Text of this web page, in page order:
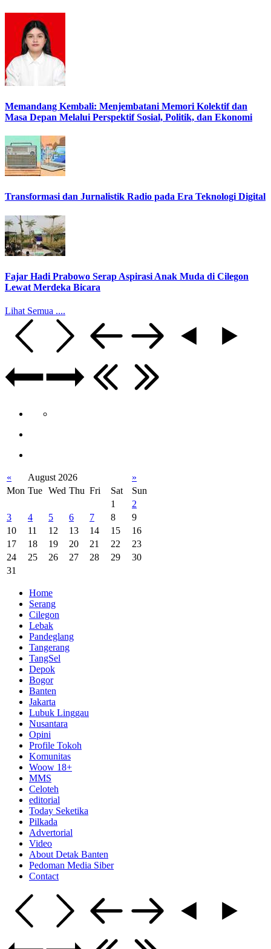
Memandang Kembali: Menjembatani Memori Kolektif dan
Masa Depan Melalui Perspektif Sosial, Politik, dan Ekonomi
Transformasi dan Jurnalistik Radio pada Era Teknologi Digital
Fajar Hadi Prabowo Serap Aspirasi Anak Muda di Cilegon
Lewat Merdeka Bicara
Lihat Semua ....
« August 2026
»
Mon Tue Wed Thu Fri Sat
Sun
1
2
3
4 5 6 7 8
9
10
11 12 13 14 15
16
17
18 19 20 21 22
23
24
25 26 27 28 29
30
31
Home
Serang
Cilegon
Lebak
Pandeglang
Tangerang
TangSel
Depok
Bogor
Banten
Jakarta
Lubuk Linggau
Nusantara
Opini
Profile Tokoh
Komunitas
Woow 18+
MMS
Celoteh
editorial
Today Seketika
Pilkada
Advertorial
Video
About Detak Banten
Pedoman Media Siber
Contact